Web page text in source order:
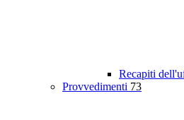
Recapiti
Provvedimenti 73